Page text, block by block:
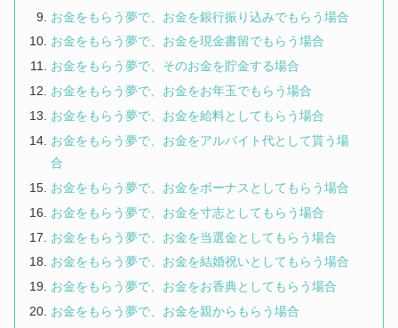
お金をもらう夢で、お金を銀行振り込みでもらう場合
お金をもらう夢で、お金を現金書留でもらう場合
お金をもらう夢で、そのお金を貯金する場合
お金をもらう夢で、お金をお年玉でもらう場合
お金をもらう夢で、お金を給料としてもらう場合
お金をもらう夢で、お金をアルバイト代として貰う場
合
お金をもらう夢で、お金をボーナスとしてもらう場合
お金をもらう夢で、お金を寸志としてもらう場合
お金をもらう夢で、お金を当選金としてもらう場合
お金をもらう夢で、お金を結婚祝いとしてもらう場合
お金をもらう夢で、お金をお香典としてもらう場合
お金をもらう夢で、お金を親からもらう場合